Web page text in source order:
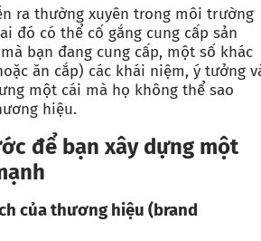
ra thường xuyên trong môi trường
đó có thể cố gắng cung cấp sản
bạn đang cung cấp, một số khác
ăn cắp) các khái niệm, ý tưởng
một cái mà họ không thể sao
hiệu.
để bạn xây dựng một
của thương hiệu (brand